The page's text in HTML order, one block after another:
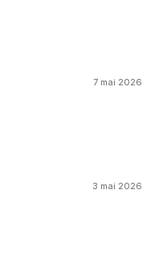
7 mai 2026
3 mai 2026